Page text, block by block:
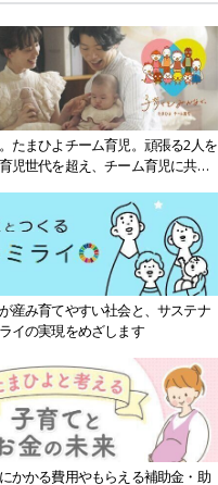
たまひよチーム育児。頑張る2人を
児世代を超え、チーム育児に共感
産み育てやすい社会と、サステナ
イの実現をめざします
かかる費用やもらえる補助金・助